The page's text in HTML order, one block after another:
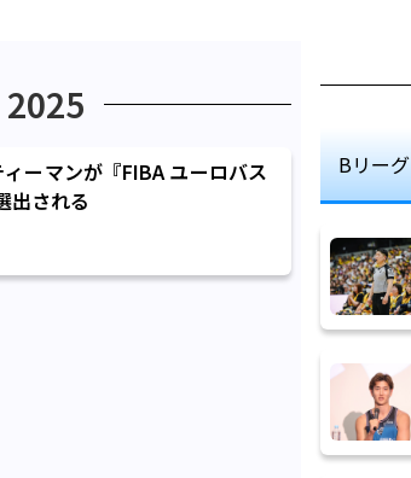
ーマンが『FIBA ユーロバス
出される
Bリーグ